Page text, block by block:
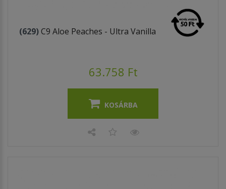
(629)C9 Aloe Peaches - Ultra Vanilla
63.758 Ft
KOSÁRBA